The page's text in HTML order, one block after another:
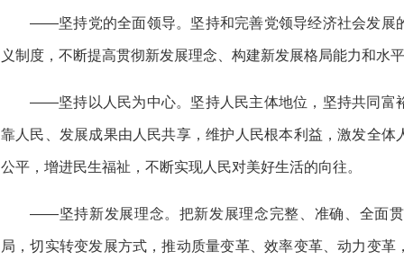
——坚持党的全面领导。坚持和完善党领导经济社会发展
义制度，不断提高贯彻新发展理念、构建新发展格局能力和水
——坚持以人民为中心。坚持人民主体地位，坚持共同富
靠人民、发展成果由人民共享，维护人民根本利益，激发全
公平，增进民生福祉，不断实现人民对美好生活的向往。
——坚持新发展理念。把新发展理念完整、准确、全面
局，切实转变发展方式，推动质量变革、效率变革、动力变